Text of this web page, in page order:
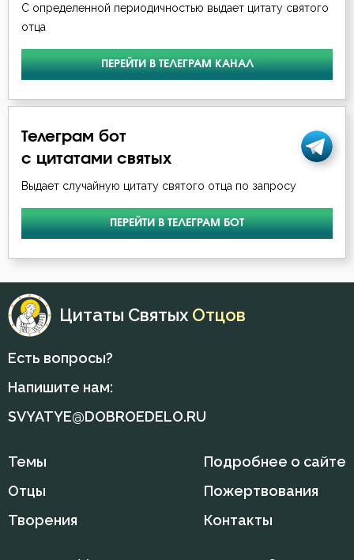
Искушение
Католицизм
Любовь
Любовь Божия
Милостыня
Молитва
Осуждение
Покаяние
Пост
Праздность
Иосиф Оптинский (Литовкин)
Исидор Пелусиот
Киприан Карфагенский
Кирилл Иерусалимский
Лев Оптинский (Наголкин)
Макарий Великий
Макарий Оптинский (Иванов)
Максим Исповедник
Никон Оптинский (Беляев)
С определенной периодичностью выдает цитату святого
отца
ПЕРЕЙТИ В ТЕЛЕГРАМ КАНАЛ
Телеграм бот
с цитатами святых
Выдает случайную цитату святого отца по запросу
ПЕРЕЙТИ В ТЕЛЕГРАМ БОТ
Цитаты Святых Отцов
Есть вопросы?
Напишите нам:
SVYATYE@DOBROEDELO.RU
Темы
Отцы
Творения
Подробнее о сайте
Пожертвования
Контакты